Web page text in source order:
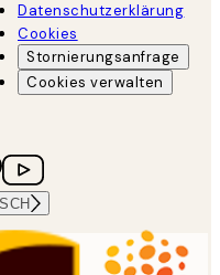
Datenschutzerklärung
Cookies
Stornierungsanfrage
Cookies verwalten